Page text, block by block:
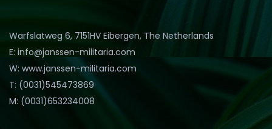
Warfslatweg 6, 7151HV Eibergen, The Netherlands
E: info@janssen-militaria.com
W: www.janssen-militaria.com
T: (0031)545473869
M: (0031)653234008